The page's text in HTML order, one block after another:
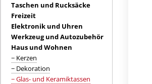
Taschen und Rucksäcke
Freizeit
Elektronik und Uhren
Werkzeug und Autozubehör
Haus und Wohnen
− Kerzen
− Dekoration
− Glas- und Keramiktassen